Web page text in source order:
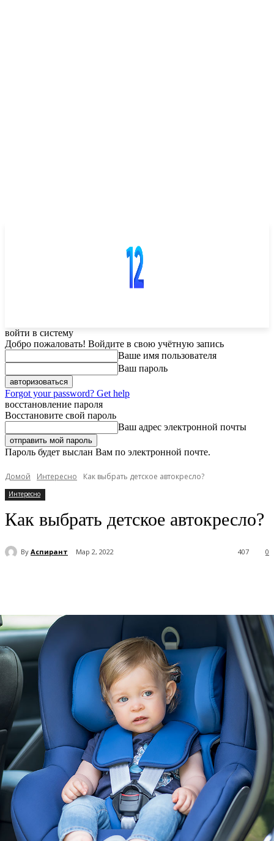
войти в систему
Добро пожаловать! Войдите в свою учётную запись
Ваше имя пользователя
Ваш пароль
Forgot your password? Get help
восстановление пароля
Восстановите свой пароль
Ваш адрес электронной почты
Пароль будет выслан Вам по электронной почте.
Домой Интересно Как выбрать детское автокресло?
Интересно
Как выбрать детское автокресло?
By Аспирант Мар 2, 2022 0
407